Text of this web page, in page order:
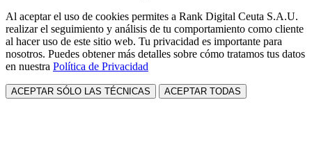
Al aceptar el uso de cookies permites a Rank Digital Ceuta S.A.U.
realizar el seguimiento y análisis de tu comportamiento como cliente
al hacer uso de este sitio web. Tu privacidad es importante para
nosotros. Puedes obtener más detalles sobre cómo tratamos tus datos
en nuestra Política de Privacidad
ACEPTAR SÓLO LAS TÉCNICAS ACEPTAR TODAS